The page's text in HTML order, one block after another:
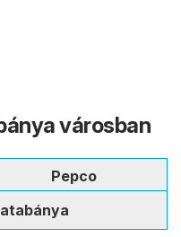
városban
Pepco